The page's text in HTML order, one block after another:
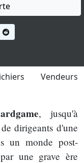
Twitter
sur Pinterest
Vendeurs
, jusqu'à
dirigeants d'une
un monde post-
une grave ère